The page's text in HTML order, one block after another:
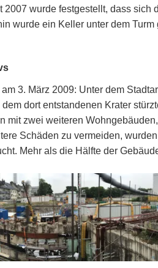
2007 wurde festgestellt, dass sich
wurde ein Keller unter dem Turm
3. März 2009: Unter dem
dort entstandenen Krater
mit zwei weiteren
Schäden zu vermeiden,
Mehr als die Hälfte der